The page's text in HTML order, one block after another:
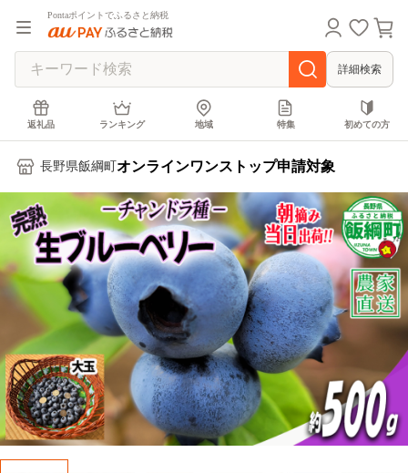
Pontaポイントでふるさと納税
詳細検索
返礼品 ランキング 地域 特集 初めての方
長野県飯綱町 オンラインワンストップ申請対象